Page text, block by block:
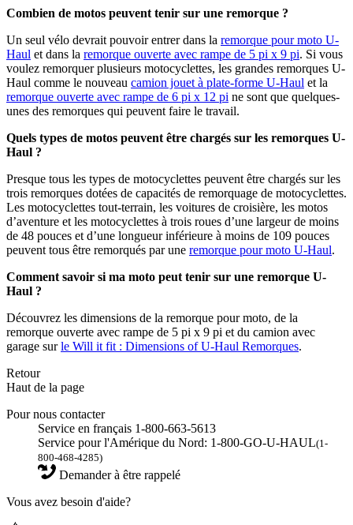
Combien de motos peuvent tenir sur une remorque ?
Un seul vélo devrait pouvoir entrer dans la remorque pour moto U-
Haul et dans la remorque ouverte avec rampe de 5 pi x 9 pi. Si vous
voulez remorquer plusieurs motocyclettes, les grandes remorques U-
Haul comme le nouveau camion jouet à plate-forme U-Haul et la
remorque ouverte avec rampe de 6 pi x 12 pi ne sont que quelques-
unes des remorques qui peuvent faire le travail.
Quels types de motos peuvent être chargés sur les remorques U-
Haul ?
Presque tous les types de motocyclettes peuvent être chargés sur les
trois remorques dotées de capacités de remorquage de motocyclettes.
Les motocyclettes tout-terrain, les voitures de croisière, les motos
d’aventure et les motocyclettes à trois roues d’une largeur de moins
de 48 pouces et d’une longueur inférieure à moins de 109 pouces
peuvent tous être remorqués par une remorque pour moto U-Haul.
Comment savoir si ma moto peut tenir sur une remorque U-
Haul ?
Découvrez les dimensions de la remorque pour moto, de la
remorque ouverte avec rampe de 5 pi x 9 pi et du camion avec
garage surle Will it fit : Dimensions of U-Haul Remorques.
Retour
Haut de la page
Pour nous contacter
Service en français 1-800-663-5613
Service pour l'Amérique du Nord: 1-800-GO-U-HAUL(1-
800-468-4285)
Demander à être rappelé
Vous avez besoin d'aide?